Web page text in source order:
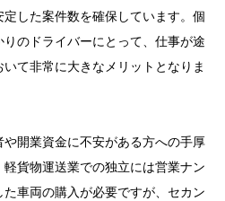
した案件数を確保しています。個
のドライバーにとって、仕事が途
て非常に大きなメリットとなりま
開業資金に不安がある方への手厚
貨物運送業での独立には営業ナン
車両の購入が必要ですが、セカン